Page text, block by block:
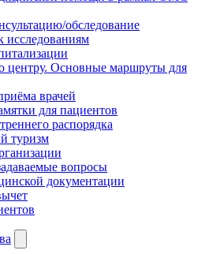
обследование
исследованиям
центру. Основные маршруты для
врачей
для пациентов
распорядка
туризм
вопросы
документации